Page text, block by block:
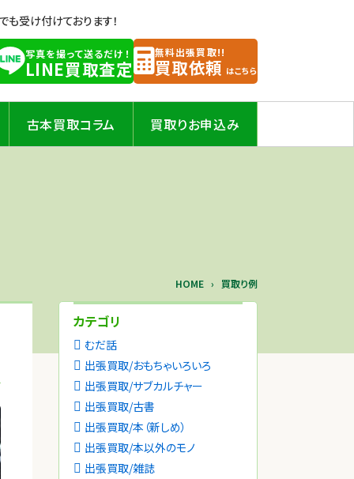
受け付けております！
写真を撮って送るだけ！
LINE買取査定
無料出張買取!!
買取依頼 はこちら
古本買取コラム 買取りお申込み
HOME 買取り例
カテゴリ
むだ話
出張買取/おもちゃいろいろ
出張買取/サブカルチャー
出張買取/古書
出張買取/本（新しめ）
出張買取/本以外のモノ
出張買取/雑誌